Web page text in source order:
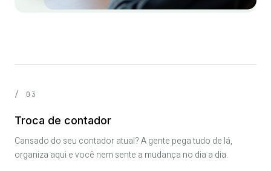
/ 03
Troca de contador
Cansado do seu contador atual? A gente pega tudo de lá,
organiza aqui e você nem sente a mudança no dia a dia.